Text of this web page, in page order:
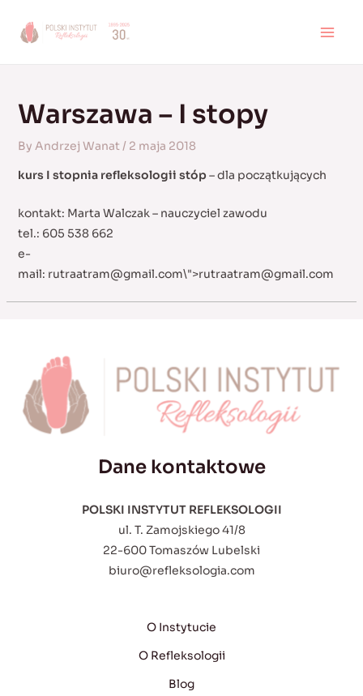
Warszawa – I stopy
By Andrzej Wanat/ 2 maja 2018
kurs I stopnia refleksologii stóp– dla początkujących
kontakt: Marta Walczak – nauczyciel zawodu
tel.: 605 538 662
e-
mail: rutraatram@gmail.com\">rutraatram@gmail.com
Dane kontaktowe
POLSKI INSTYTUT REFLEKSOLOGII
ul. T. Zamojskiego 41/8
22-600 Tomaszów Lubelski
biuro@refleksologia.com
O Instytucie
O Refleksologii
Blog